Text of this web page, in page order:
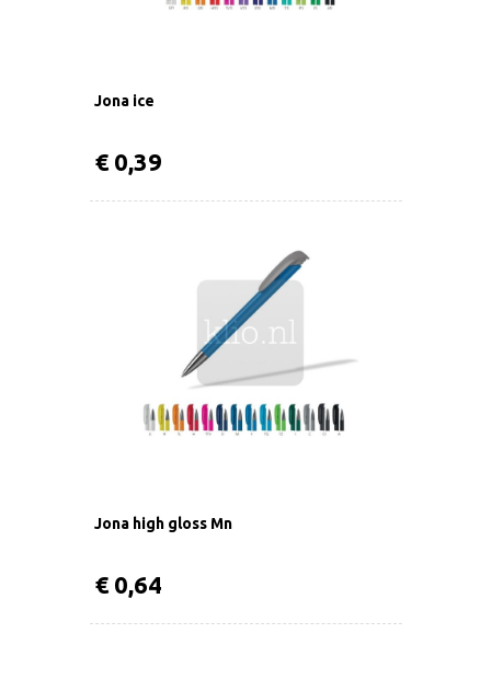
Jona ice
€ 0,39
Jona high gloss Mn
€ 0,64